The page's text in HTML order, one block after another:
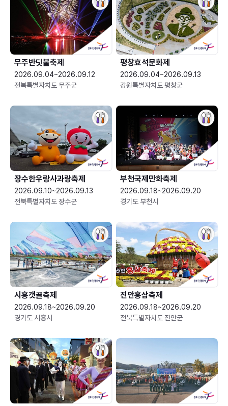
무주반딧불축제
2026.09.04~2026.09.12
전북특별자치도 무주군
평창효석문화제
2026.09.04~2026.09.13
강원특별자치도 평창군
장수한우랑사과랑축제
2026.09.10~2026.09.13
전북특별자치도 장수군
부천국제만화축제
2026.09.18~2026.09.20
경기도 부천시
시흥갯골축제
2026.09.18~2026.09.20
경기도 시흥시
진안홍삼축제
2026.09.18~2026.09.20
전북특별자치도 진안군